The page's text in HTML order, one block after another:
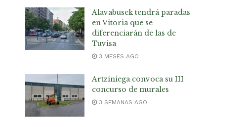
Alavabusek tendrá paradas
en Vitoria que se
diferenciarán de las de
Tuvisa
3 MESES AGO
Artziniega convoca su III
concurso de murales
3 SEMANAS AGO